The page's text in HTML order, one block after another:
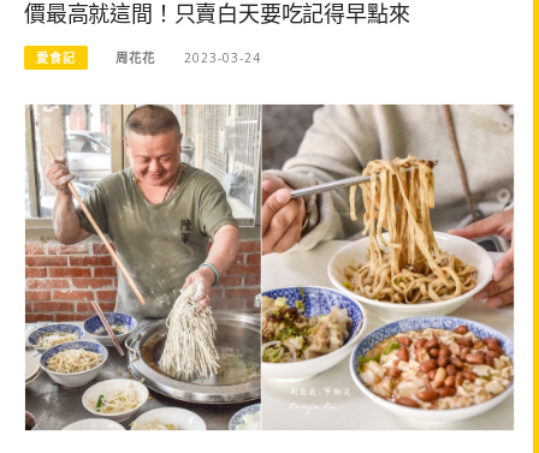
價最高就這間！只賣白天要吃記得早點來
愛食記 周花花 2023-03-24